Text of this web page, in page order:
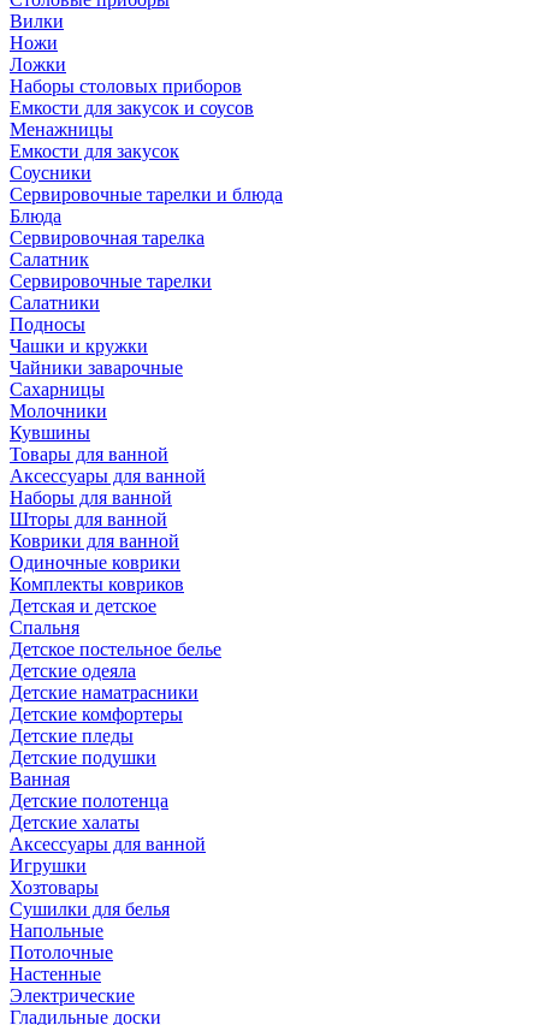
Вилки
Ножи
Ложки
Наборы столовых приборов
Емкости для закусок и соусов
Менажницы
Емкости для закусок
Соусники
Сервировочные тарелки и блюда
Блюда
Сервировочная тарелка
Салатник
Сервировочные тарелки
Салатники
Подносы
Чашки и кружки
Чайники заварочные
Сахарницы
Молочники
Кувшины
Товары для ванной
Аксессуары для ванной
Наборы для ванной
Шторы для ванной
Коврики для ванной
Одиночные коврики
Комплекты ковриков
Детская и детское
Спальня
Детское постельное белье
Детские одеяла
Детские наматрасники
Детские комфортеры
Детские пледы
Детские подушки
Ванная
Детские полотенца
Детские халаты
Аксессуары для ванной
Игрушки
Хозтовары
Сушилки для белья
Напольные
Потолочные
Настенные
Электрические
Гладильные доски